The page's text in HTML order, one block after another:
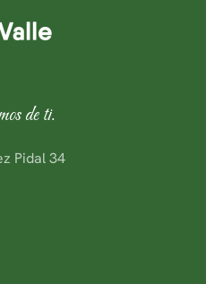
de ti.
Pidal 34